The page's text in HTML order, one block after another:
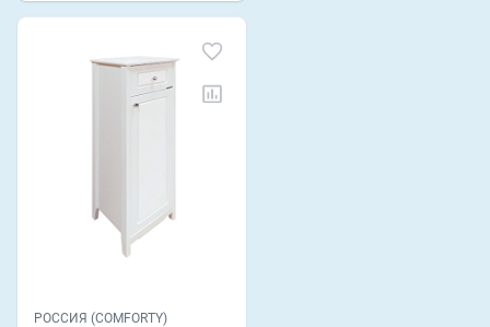
РОССИЯ (COMFORTY)